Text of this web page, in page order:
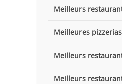
Meilleurs
Meilleures pizzerias
Meilleurs
Meilleurs